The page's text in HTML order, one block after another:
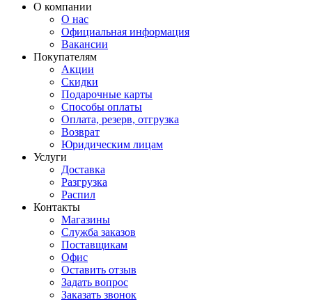
О компании
О нас
Официальная информация
Вакансии
Покупателям
Акции
Скидки
Подарочные карты
Способы оплаты
Оплата, резерв, отгрузка
Возврат
Юридическим лицам
Услуги
Доставка
Разгрузка
Распил
Контакты
Магазины
Служба заказов
Поставщикам
Офис
Оставить отзыв
Задать вопрос
Заказать звонок